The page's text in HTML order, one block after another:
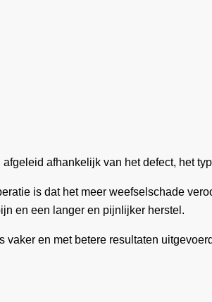
afhankelijk van het defect, het
is dat het meer weefselschade
en een langer en pijnlijker herstel.
vaker en met betere resultaten